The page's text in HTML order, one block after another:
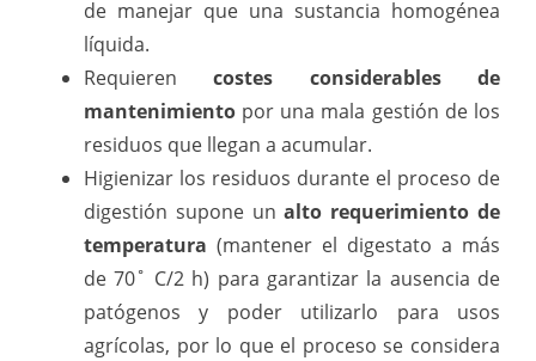
de manejar que una sustancia homogénea
líquida.
Requierencostes considerables de
mantenimiento por una mala gestión de los
residuos que llegan a acumular.
Higienizar los residuos durante el proceso de
digestión supone unalto requerimiento de
temperatura (mantener el digestato a más
de 70˚ C/2 h) para garantizar la ausencia de
patógenos y poder utilizarlo para usos
agrícolas, por lo que el proceso se considera